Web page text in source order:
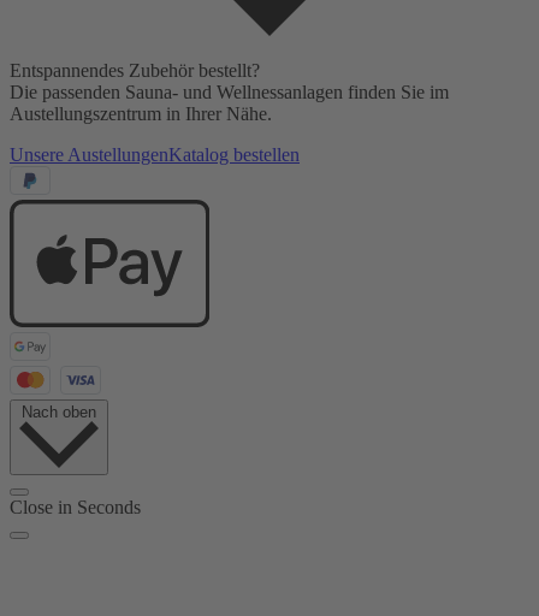
Entspannendes Zubehör bestellt?
Die passenden Sauna- und Wellnessanlagen finden Sie im
Austellungszentrum in Ihrer Nähe.
Unsere AustellungenKatalog bestellen
Nach oben
Close in Seconds